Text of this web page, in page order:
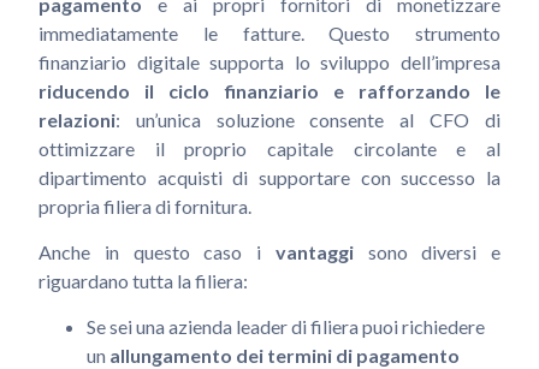
immediatamente le fatture. Questo strumento
finanziario digitale supporta lo sviluppo dell’impresa
riducendo il ciclo finanziario e rafforzando le
relazioni: un’unica soluzione consente al CFO di
ottimizzare il proprio capitale circolante e al
dipartimento acquisti di supportare con successo la
propria filiera di fornitura.
Anche in questo caso i vantaggisono diversi e
riguardano tutta la filiera:
Se sei una azienda leader di filiera puoi richiedere
un allungamento dei termini di pagamento